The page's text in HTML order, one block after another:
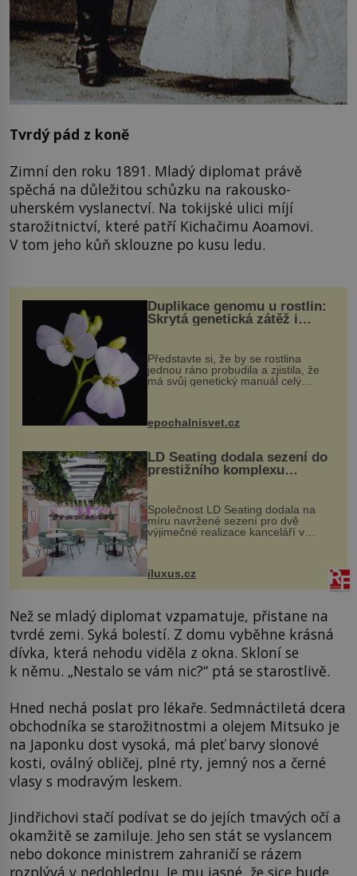
Tvrdý pád z koně
Zimní den roku 1891. Mladý diplomat právě
spěchá na důležitou schůzku na rakousko-
uherském vyslanectví. Na tokijské ulici míjí
starožitnictví, které patří Kichačimu Aoamovi.
V tom jeho kůň sklouzne po kusu ledu.
Duplikace genomu u rostlin:
Skrytá genetická zátěž i
Představte si, že by se rostlina
jednou ráno probudila a zjistila, že
má svůj genetický manuál celý
vstupenka...
epochalnisvet.cz
LD Seating dodala sezení do
prestižního komplexu
MediaCityUK v Salfordu
Společnost LD Seating dodala na
míru navržené sezení pro dvě
výjimečné realizace kanceláří v
areálu MediaCityUK v anglickém
budov Media...
iluxus.cz
Než se mladý diplomat vzpamatuje, přistane na
tvrdé zemi. Syká bolestí. Z domu vyběhne krásná
dívka, která nehodu viděla z okna. Skloní se
k němu. „Nestalo se vám nic?“ ptá se starostlivě.
Hned nechá poslat pro lékaře. Sedmnáctiletá dcera
obchodníka se starožitnostmi a olejem Mitsuko je
na Japonku dost vysoká, má pleť barvy slonové
kosti, oválný obličej, plné rty, jemný nos a černé
vlasy s modravým leskem.
Jindřichovi stačí podívat se do jejích tmavých očí a
okamžitě se zamiluje. Jeho sen stát se vyslancem
nebo dokonce ministrem zahraničí se rázem
rozplývá v nedohlednu. Je mu jasné, že sice bude